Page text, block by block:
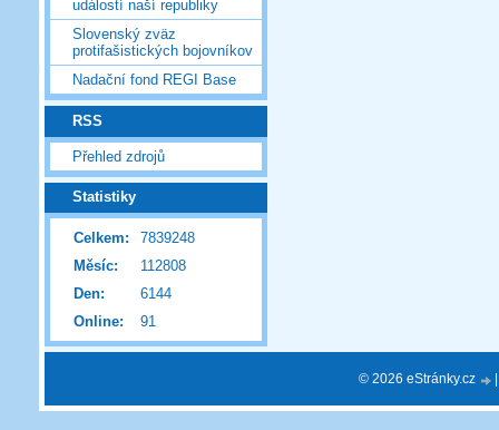
událostí naší republiky
Slovenský zväz
protifašistických bojovníkov
Nadační fond REGI Base
RSS
Přehled zdrojů
Statistiky
Online: 91
Celkem:
7839248
Měsíc:
112808
Den:
6144
© 2026 eStránky.cz